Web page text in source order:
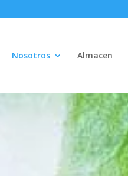
Nosotros Almacen